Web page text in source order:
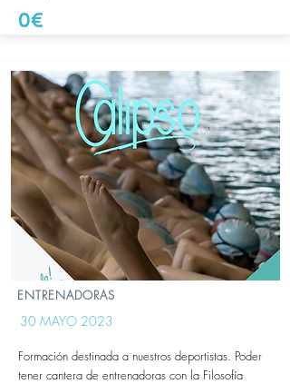
0€
ENTRENADORAS
30 MAYO 2023
Formación destinada a nuestros deportistas. Poder
tener cantera de entrenadoras con la Filosofía